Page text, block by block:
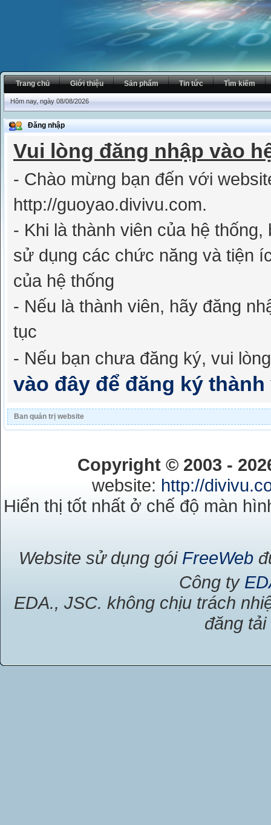
Trang chủ Giới thiệu Sản phẩm Tin tức Tìm kiếm
Hôm nay, ngày 08/08/2026
Đăng nhập
Vui lòng đăng nhập vào
- Chào mừng bạn đến với
http://guoyao.divivu.com.
- Khi là thành viên của hệ
sử dụng các chức năng và tiện
của hệ thống
- Nếu là thành viên, hãy đăng
tục
- Nếu bạn chưa đăng ký, vui
vào đây để đăng ký thành
Ban quản trị website
Copyright © 2003 -
website: http://
Hiển thị tốt nhất ở chế độ màn
Website sử dụng gói FreeWeb
Công ty
EDA., JSC. không chịu trách
đăng